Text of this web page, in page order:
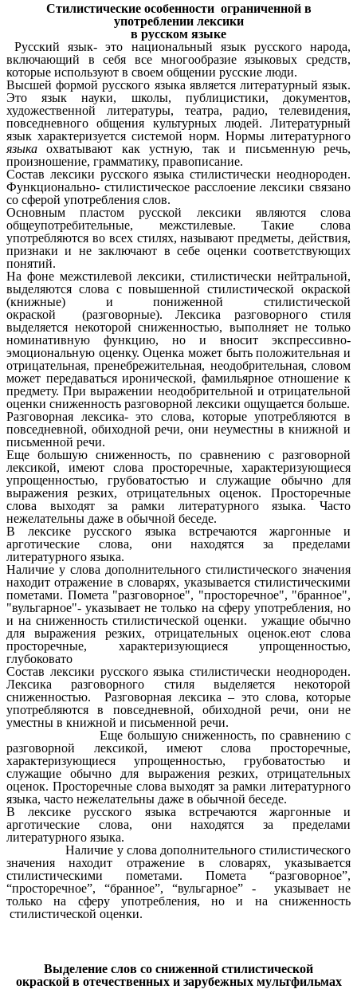
Стилистические особенности ограниченной в
употреблении лексики
в русском языке
Русский язык- это национальный язык русского народа,
включающий в себя все многообразие языковых средств,
которые используют в своем общении русские люди.
Высшей формой русского языка является литературный язык.
Это язык науки, школы, публицистики, документов,
художественной литературы, театра, радио, телевидения,
повседневного общения культурных людей. Литературный
язык характеризуется системой норм. Нормы литературного
языка охватывают как устную, так и письменную речь,
произношение, грамматику, правописание.
Состав лексики русского языка стилистически неоднороден.
Функционально- стилистическое расслоение лексики связано
со сферой употребления слов.
Основным пластом русской лексики являются слова
общеупотребительные, межстилевые. Такие слова
употребляются во всех стилях, называют предметы, действия,
признаки и не заключают в себе оценки соответствующих
понятий.
На фоне межстилевой лексики, стилистически нейтральной,
выделяются слова с повышенной стилистической окраской
(книжные) и пониженной стилистической
окраской (разговорные). Лексика разговорного стиля
выделяется некоторой сниженностью, выполняет не только
номинативную функцию, но и вносит экспрессивно-
эмоциональную оценку. Оценка может быть положительная и
отрицательная, пренебрежительная, неодобрительная, словом
может передаваться иронической, фамильярное отношение к
предмету. При выражении неодобрительной и отрицательной
оценки сниженность разговорной лексики ощущается больше.
Разговорная лексика- это слова, которые употребляются в
повседневной, обиходной речи, они неуместны в книжной и
письменной речи.
Еще большую сниженность, по сравнению с разговорной
лексикой, имеют слова просторечные, характеризующиеся
упрощенностью, грубоватостью и служащие обычно для
выражения резких, отрицательных оценок. Просторечные
слова выходят за рамки литературного языка. Часто
нежелательны даже в обычной беседе.
В лексике русского языка встречаются жаргонные и
арготические слова, они находятся за пределами
литературного языка.
Наличие у слова дополнительного стилистического значения
находит отражение в словарях, указывается стилистическими
пометами. Помета "разговорное", "просторечное", "бранное",
"вульгарное"- указывает не только на сферу употребления, но
и на сниженность стилистической оценки. ужащие обычно
для выражения резких, отрицательных оценок.еют слова
просторечные, характеризующиеся упрощенностью,
глубоковато
Состав лексики русского языка стилистически неоднороден.
Лексика разговорного стиля выделяется некоторой
сниженностью. Разговорная лексика – это слова, которые
употребляются в повседневной, обиходной речи, они не
уместны в книжной и письменной речи.
Еще большую сниженность, по сравнению с
разговорной лексикой, имеют слова просторечные,
характеризующиеся упрощенностью, грубоватостью и
служащие обычно для выражения резких, отрицательных
оценок. Просторечные слова выходят за рамки литературного
языка, часто нежелательны даже в обычной беседе.
В лексике русского языка встречаются жаргонные и
арготические слова, они находятся за пределами
литературного языка.
Наличие у слова дополнительного стилистического
значения находит отражение в словарях, указывается
стилистическими пометами. Помета “разговорное”,
“просторечное”, “бранное”, “вульгарное” - указывает не
только на сферу употребления, но и на сниженность
стилистической оценки.
Выделение слов со сниженной стилистической
окраской в отечественных и зарубежных мультфильмах